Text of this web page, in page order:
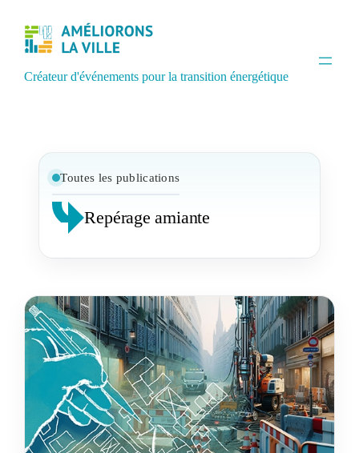
Créateur d'événements pour la transition énergétique
Toutes les publications
Repérage amiante